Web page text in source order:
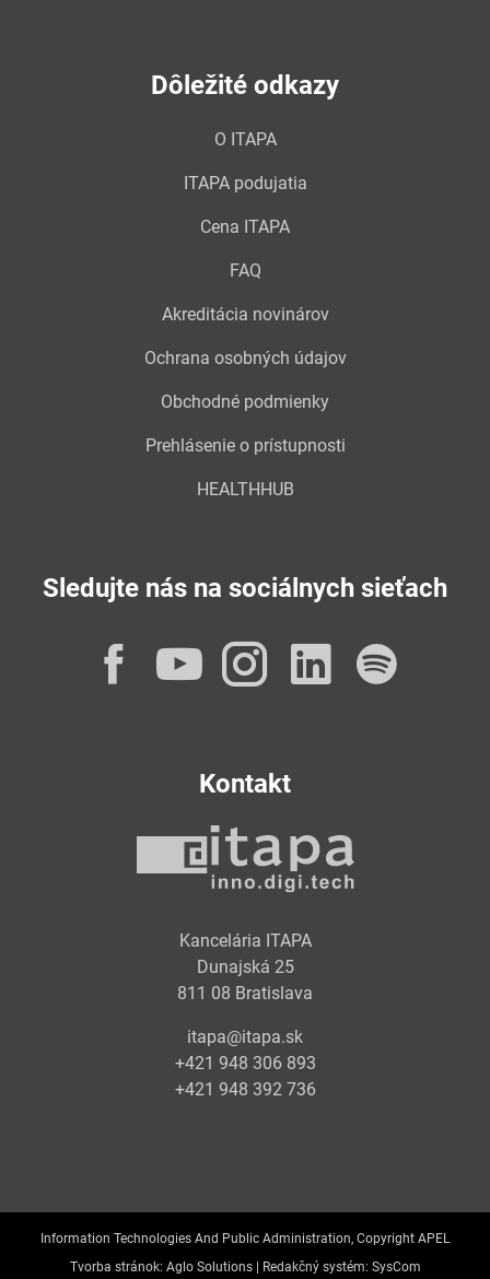
Dôležité odkazy
O ITAPA
ITAPA podujatia
Cena ITAPA
FAQ
Akreditácia novinárov
Ochrana osobných údajov
Obchodné podmienky
Prehlásenie o prístupnosti
HEALTHHUB
Sledujte nás na sociálnych sieťach
Facebook
YouTube
Instagram
Kontakt
Kancelária ITAPA
Dunajská 25
811 08 Bratislava
itapa@itapa.sk
+421 948 306 893
+421 948 392 736
Information Technologies And Public Administration, Copyright APEL
Tvorba stránok: Aglo Solutions | Redakčný systém: SysCom